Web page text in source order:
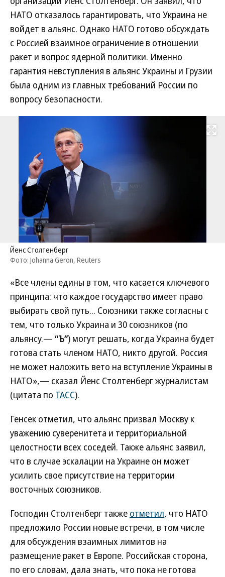
НАТО отказалось гарантировать, что Украина не
войдет в альянс. Однако НАТО готово обсуждать
с Россией взаимное ограничение в отношении
ракет и вопрос ядерной политики. Именно
гарантия невступления в альянс Украины и Грузии
была одним из главных требований России по
вопросу безопасности.
Развернуть
Йенс Столтенберг
Фото: Johanna Geron, Reuters
«Все члены едины в том, что касается ключевого
принципа: что каждое государство имеет право
выбирать свой путь... Союзники также согласны с
тем, что только Украина и 30 союзников (по
альянсу.— “Ъ”) могут решать, когда Украина будет
готова стать членом НАТО, никто другой. Россия
не может наложить вето на вступление Украины в
НАТО»,— сказал Йенс Столтенберг журналистам
(цитата по ТАСС).
Генсек отметил, что альянс призвал Москву к
уважению суверенитета и территориальной
целостности всех соседей. Также альянс заявил,
что в случае эскалации на Украине он может
усилить свое присутствие на территории
восточных союзников.
Господин Столтенберг также отметил, что НАТО
предложило России новые встречи, в том числе
для обсуждения взаимных лимитов на
размещение ракет в Европе. Российская сторона,
по его словам, дала знать, что пока не готова